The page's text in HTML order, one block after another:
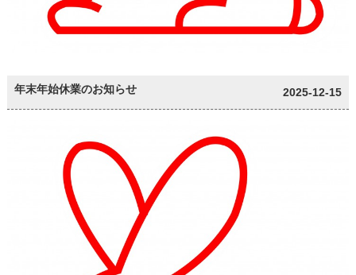
年末年始休業のお知らせ 2025-12-15